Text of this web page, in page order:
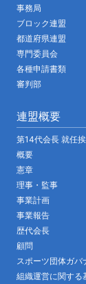
事務局
ブロック連盟
都道府県連盟
専門委員会
各種申請書類
審判部
連盟概要
第14代会長 就任
概要
憲章
理事・監事
事業計画
事業報告
歴代会長
顧問
スポーツ団体ガ
組織運営に関する